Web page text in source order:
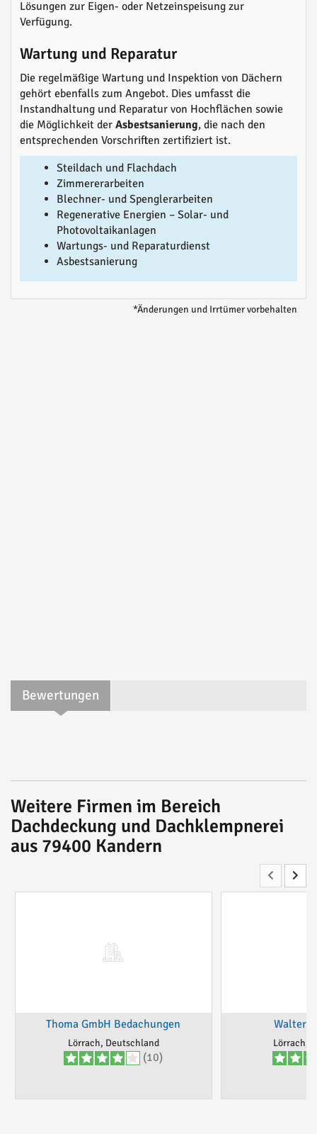
Lösungen zur Eigen- oder Netzeinspeisung zur
Verfügung.
Wartung und Reparatur
Die regelmäßige Wartung und Inspektion von Dächern
gehört ebenfalls zum Angebot. Dies umfasst die
Instandhaltung und Reparatur von Hochflächen sowie
die Möglichkeit der Asbestsanierung, die nach den
entsprechenden Vorschriften zertifiziert ist.
Steildach und Flachdach
Zimmererarbeiten
Blechner- und Spenglerarbeiten
Regenerative Energien – Solar- und
Photovoltaikanlagen
Wartungs- und Reparaturdienst
Asbestsanierung
*Änderungen und Irrtümer vorbehalten
Bewertungen
Weitere Firmen im Bereich
Dachdeckung und Dachklempnerei
aus 79400 Kandern
Thoma GmbH Bedachungen
Lörrach, Deutschland
(10)
Walter
Lörrach,